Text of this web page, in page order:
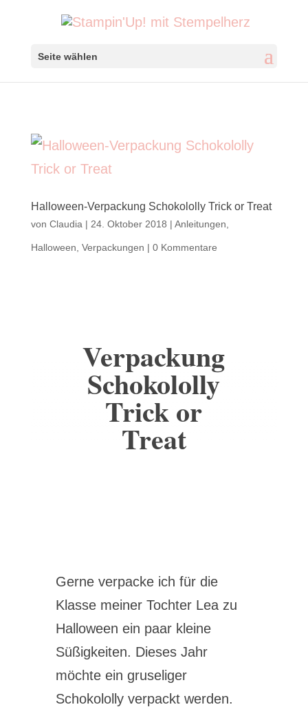
Seite wählen
Halloween-Verpackung Schokololly Trick or Treat
von Claudia | 24. Oktober 2018 | Anleitungen
Halloween Verpackungen | 0 Kommentare
Verpackung
Schokololly
Trick or
Treat
Gerne verpacke ich für die
Klasse meiner Tochter Lea zu
Halloween ein paar kleine
Süßigkeiten. Dieses Jahr
möchte ein gruseliger
Schokololly verpackt werden.